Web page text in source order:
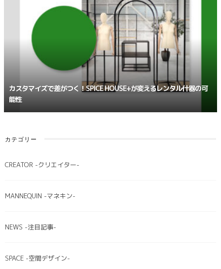
カスタマイズで差がつく！SPICE HOUSE+が変えるレンタル什器の可
能性
カテゴリー
CREATOR -クリエイター-
MANNEQUIN -マネキン-
NEWS -注目記事-
SPACE -空間デザイン-